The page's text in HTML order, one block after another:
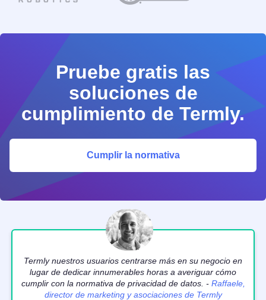
Pruebe gratis las
soluciones de
cumplimiento de Termly.
Cumplir la normativa
Termly nuestros usuarios centrarse más en su negocio en
lugar de dedicar innumerables horas a averiguar cómo
cumplir con la normativa de privacidad de datos. - Raffaele,
director de marketing y asociaciones de Termly